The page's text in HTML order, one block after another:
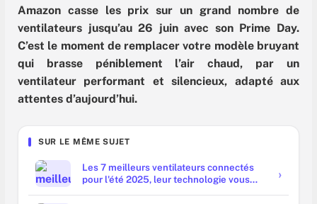
Amazon casse les prix sur un grand nombre de
ventilateurs jusqu’au 26 juin avec son Prime Day.
C’est le moment de remplacer votre modèle bruyant
qui brasse péniblement l’air chaud, par un
ventilateur performant et silencieux, adapté aux
attentes d’aujourd’hui.
SUR LE MÊME SUJET
Les 7 meilleurs ventilateurs connectés
pour l'été 2025, leur technologie vous